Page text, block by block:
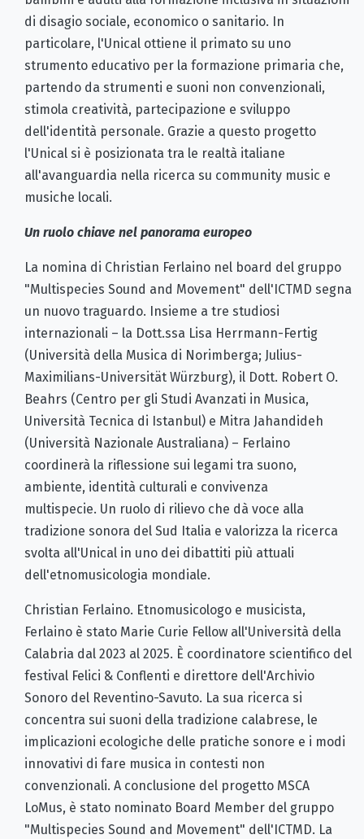
di disagio sociale, economico o sanitario. In
particolare, l'Unical ottiene il primato su uno
strumento educativo per la formazione primaria che,
partendo da strumenti e suoni non convenzionali,
stimola creatività, partecipazione e sviluppo
dell'identità personale. Grazie a questo progetto
l'Unical si è posizionata tra le realtà italiane
all'avanguardia nella ricerca su community music e
musiche locali.
Un ruolo chiave nel panorama europeo
La nomina di Christian Ferlaino nel board del gruppo
"Multispecies Sound and Movement" dell'ICTMD segna
un nuovo traguardo. Insieme a tre studiosi
internazionali – la Dott.ssa Lisa Herrmann-Fertig
(Università della Musica di Norimberga; Julius-
Maximilians-Universität Würzburg), il Dott. Robert O.
Beahrs (Centro per gli Studi Avanzati in Musica,
Università Tecnica di Istanbul) e Mitra Jahandideh
(Università Nazionale Australiana) – Ferlaino
coordinerà la riflessione sui legami tra suono,
ambiente, identità culturali e convivenza
multispecie. Un ruolo di rilievo che dà voce alla
tradizione sonora del Sud Italia e valorizza la ricerca
svolta all'Unical in uno dei dibattiti più attuali
dell'etnomusicologia mondiale.
Christian Ferlaino. Etnomusicologo e musicista,
Ferlaino è stato Marie Curie Fellow all'Università della
Calabria dal 2023 al 2025. È coordinatore scientifico del
festival Felici & Conflenti e direttore dell'Archivio
Sonoro del Reventino-Savuto. La sua ricerca si
concentra sui suoni della tradizione calabrese, le
implicazioni ecologiche delle pratiche sonore e i modi
innovativi di fare musica in contesti non
convenzionali. A conclusione del progetto MSCA
LoMus, è stato nominato Board Member del gruppo
"Multispecies Sound and Movement" dell'ICTMD. La